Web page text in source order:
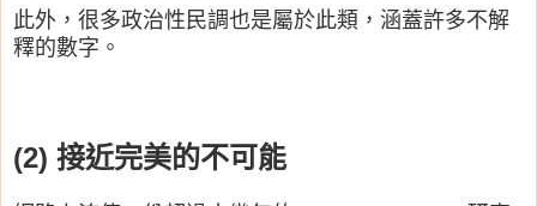
此外，很多政治性民調也是屬於此類，涵蓋許多不解
釋的數字。
(2) 接近完美的不可能